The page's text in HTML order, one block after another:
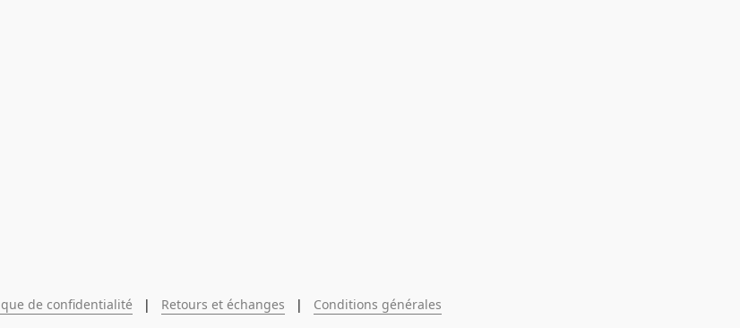
de confidentialité
   |
Retours et échanges
   |
Conditions générales